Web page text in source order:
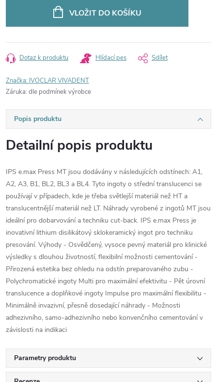
VLOŽIT DO KOŠÍKU
Dotaz k produktu Hlídací pes Sdílet
Značka: IVOCLAR VIVADENT
Záruka: dle podmínek výrobce
Popis produktu
Detailní popis produktu
IPS e.max Press MT jsou dodávány v následujících odstínech: A1,
A2, A3, B1, BL2, BL3 a BL4. Tyto ingoty o střední translucenci se
používají v případech, kde je třeba světlejší materiál než HT a
translucentnější materiál než LT. Náhrady vyrobené z ingotů MT jsou
ideální pro dobarvování a techniku cut-back. IPS e.max Press je
inovativní lithium disilikátový sklokeramický ingot pro techniku
presování. Výhody - Osvědčený, vysoce pevný materiál pro klinické
výsledky s dlouhou životností, flexibilní možnosti cementování -
Přirozená estetika bez ohledu na odstín preparovaného zubu -
Polychromatické ingoty Multi pro maximální efektivitu - Pět úrovní
translucence a doplňkové ingoty Impulse pro maximální flexibilitu -
Minimálně invazivní, přesně dosedající náhrady - Možnosti
adhezivního, samo-adhezivního nebo konvenčního cementování v
závislosti na indikaci
Parametry produktu